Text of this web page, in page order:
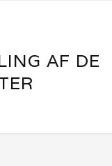
AF DE